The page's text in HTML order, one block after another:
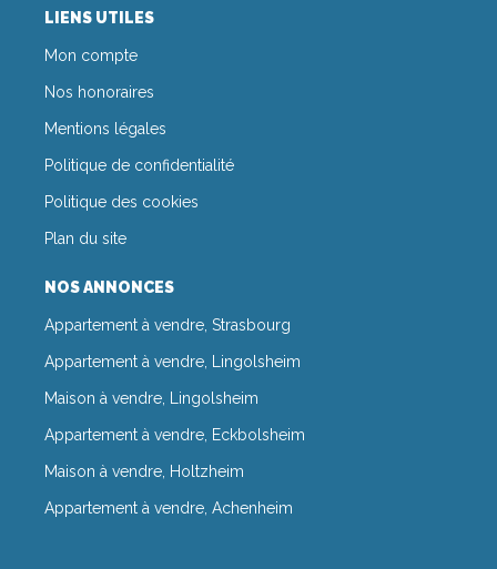
LIENS UTILES
Mon compte
Nos honoraires
Mentions légales
Politique de confidentialité
Politique des cookies
Plan du site
NOS ANNONCES
Appartement à vendre, Strasbourg
Appartement à vendre, Lingolsheim
Maison à vendre, Lingolsheim
Appartement à vendre, Eckbolsheim
Maison à vendre, Holtzheim
Appartement à vendre, Achenheim